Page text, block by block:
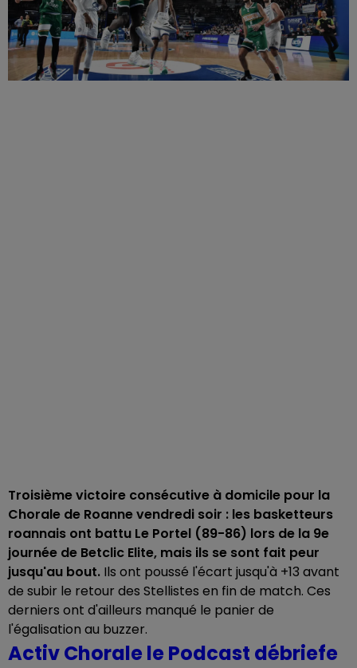
Troisième victoire consécutive à domicile pour la
Chorale de Roanne vendredi soir : les basketteurs
roannais ont battu Le Portel (89-86) lors de la 9e
journée de Betclic Elite, mais ils se sont fait peur
jusqu'au bout. Ils ont poussé l'écart jusqu'à +13 avant
de subir le retour des Stellistes en fin de match. Ces
derniers ont d'ailleurs manqué le panier de
l'égalisation au buzzer.
Activ Chorale le Podcast débriefe